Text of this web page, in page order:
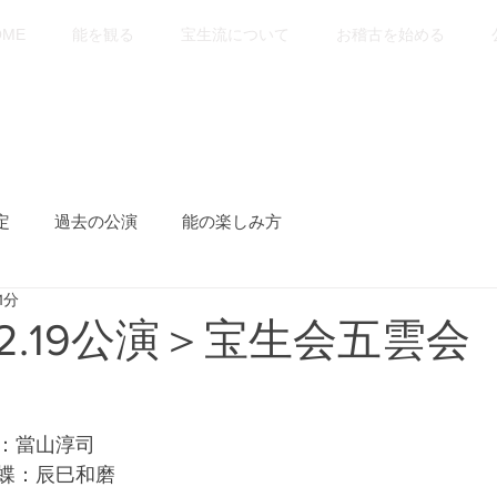
能を観る 宝生流について お稽古を始める
過去の公演 能の楽しみ方
公演＞宝生会五雲会
分
當山淳司
：辰巳和磨